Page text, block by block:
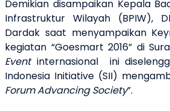
Demikian disampaikan Kepala
Infrastruktur Wilayah (BPIW),
Dardak saat menyampaikan
kegiatan “Goesmart 2016” di
Event internasional ini
Indonesia Initiative (SII)
Forum Advancing Society”.